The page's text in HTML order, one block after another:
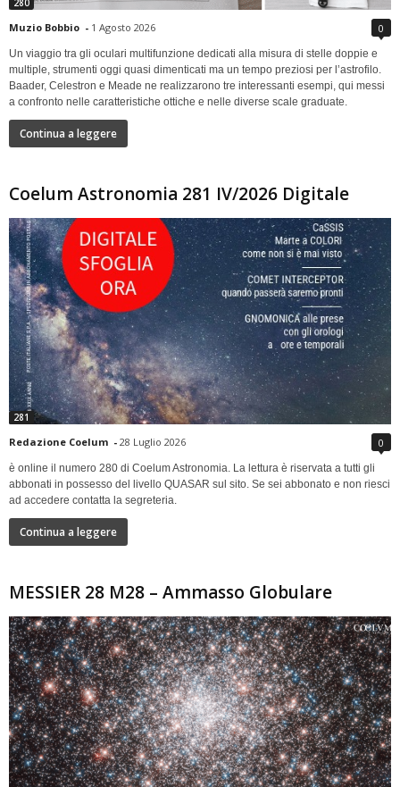
280
Muzio Bobbio - 1 Agosto 2026 0
Un viaggio tra gli oculari multifunzione dedicati alla misura di stelle doppie e
multiple, strumenti oggi quasi dimenticati ma un tempo preziosi per l’astrofilo.
Baader, Celestron e Meade ne realizzarono tre interessanti esempi, qui messi
a confronto nelle caratteristiche ottiche e nelle diverse scale graduate.
Continua a leggere
Coelum Astronomia 281 IV/2026 Digitale
281
Redazione Coelum - 28 Luglio 2026 0
è online il numero 280 di Coelum Astronomia. La lettura è riservata a tutti gli
abbonati in possesso del livello QUASAR sul sito. Se sei abbonato e non riesci
ad accedere contatta la segreteria.
Continua a leggere
MESSIER 28 M28 – Ammasso Globulare